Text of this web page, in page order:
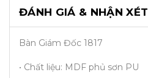
ĐÁNH GIÁ & NHẬN XÉT
Bàn Giám Đốc 1817
• Chất liệu: MDF phủ sơn PU